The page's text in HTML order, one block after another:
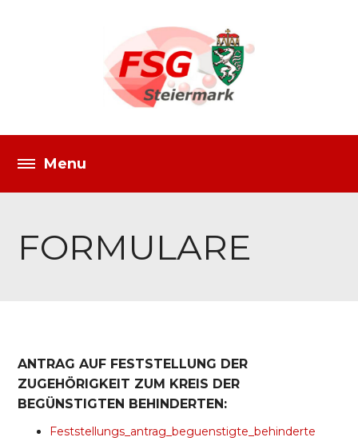
FORMULARE
ANTRAG AUF FESTSTELLUNG DER
ZUGEHÖRIGKEIT ZUM KREIS DER
BEGÜNSTIGTEN BEHINDERTEN:
Feststellungs_antrag_beguenstigte_behinderte